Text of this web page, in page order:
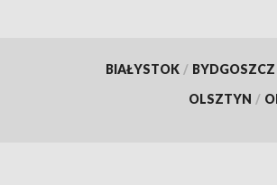
BIAŁYSTOK / BYDGOSZCZ
OLSZTYN /